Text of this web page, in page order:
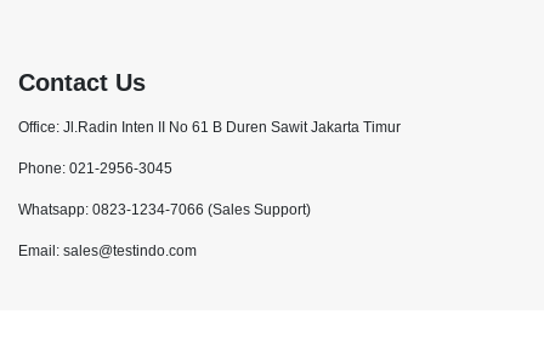
Contact Us
Office: Jl.Radin Inten II No 61 B Duren Sawit Jakarta Timur
Phone: 021-2956-3045
Whatsapp: 0823-1234-7066 (Sales Support)
Email: sales@testindo.com